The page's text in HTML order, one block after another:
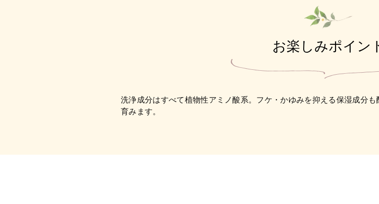
お楽しみポイン
洗浄成分はすべて植物性アミノ酸系。フケ・かゆみを抑える保湿成分
育みます。